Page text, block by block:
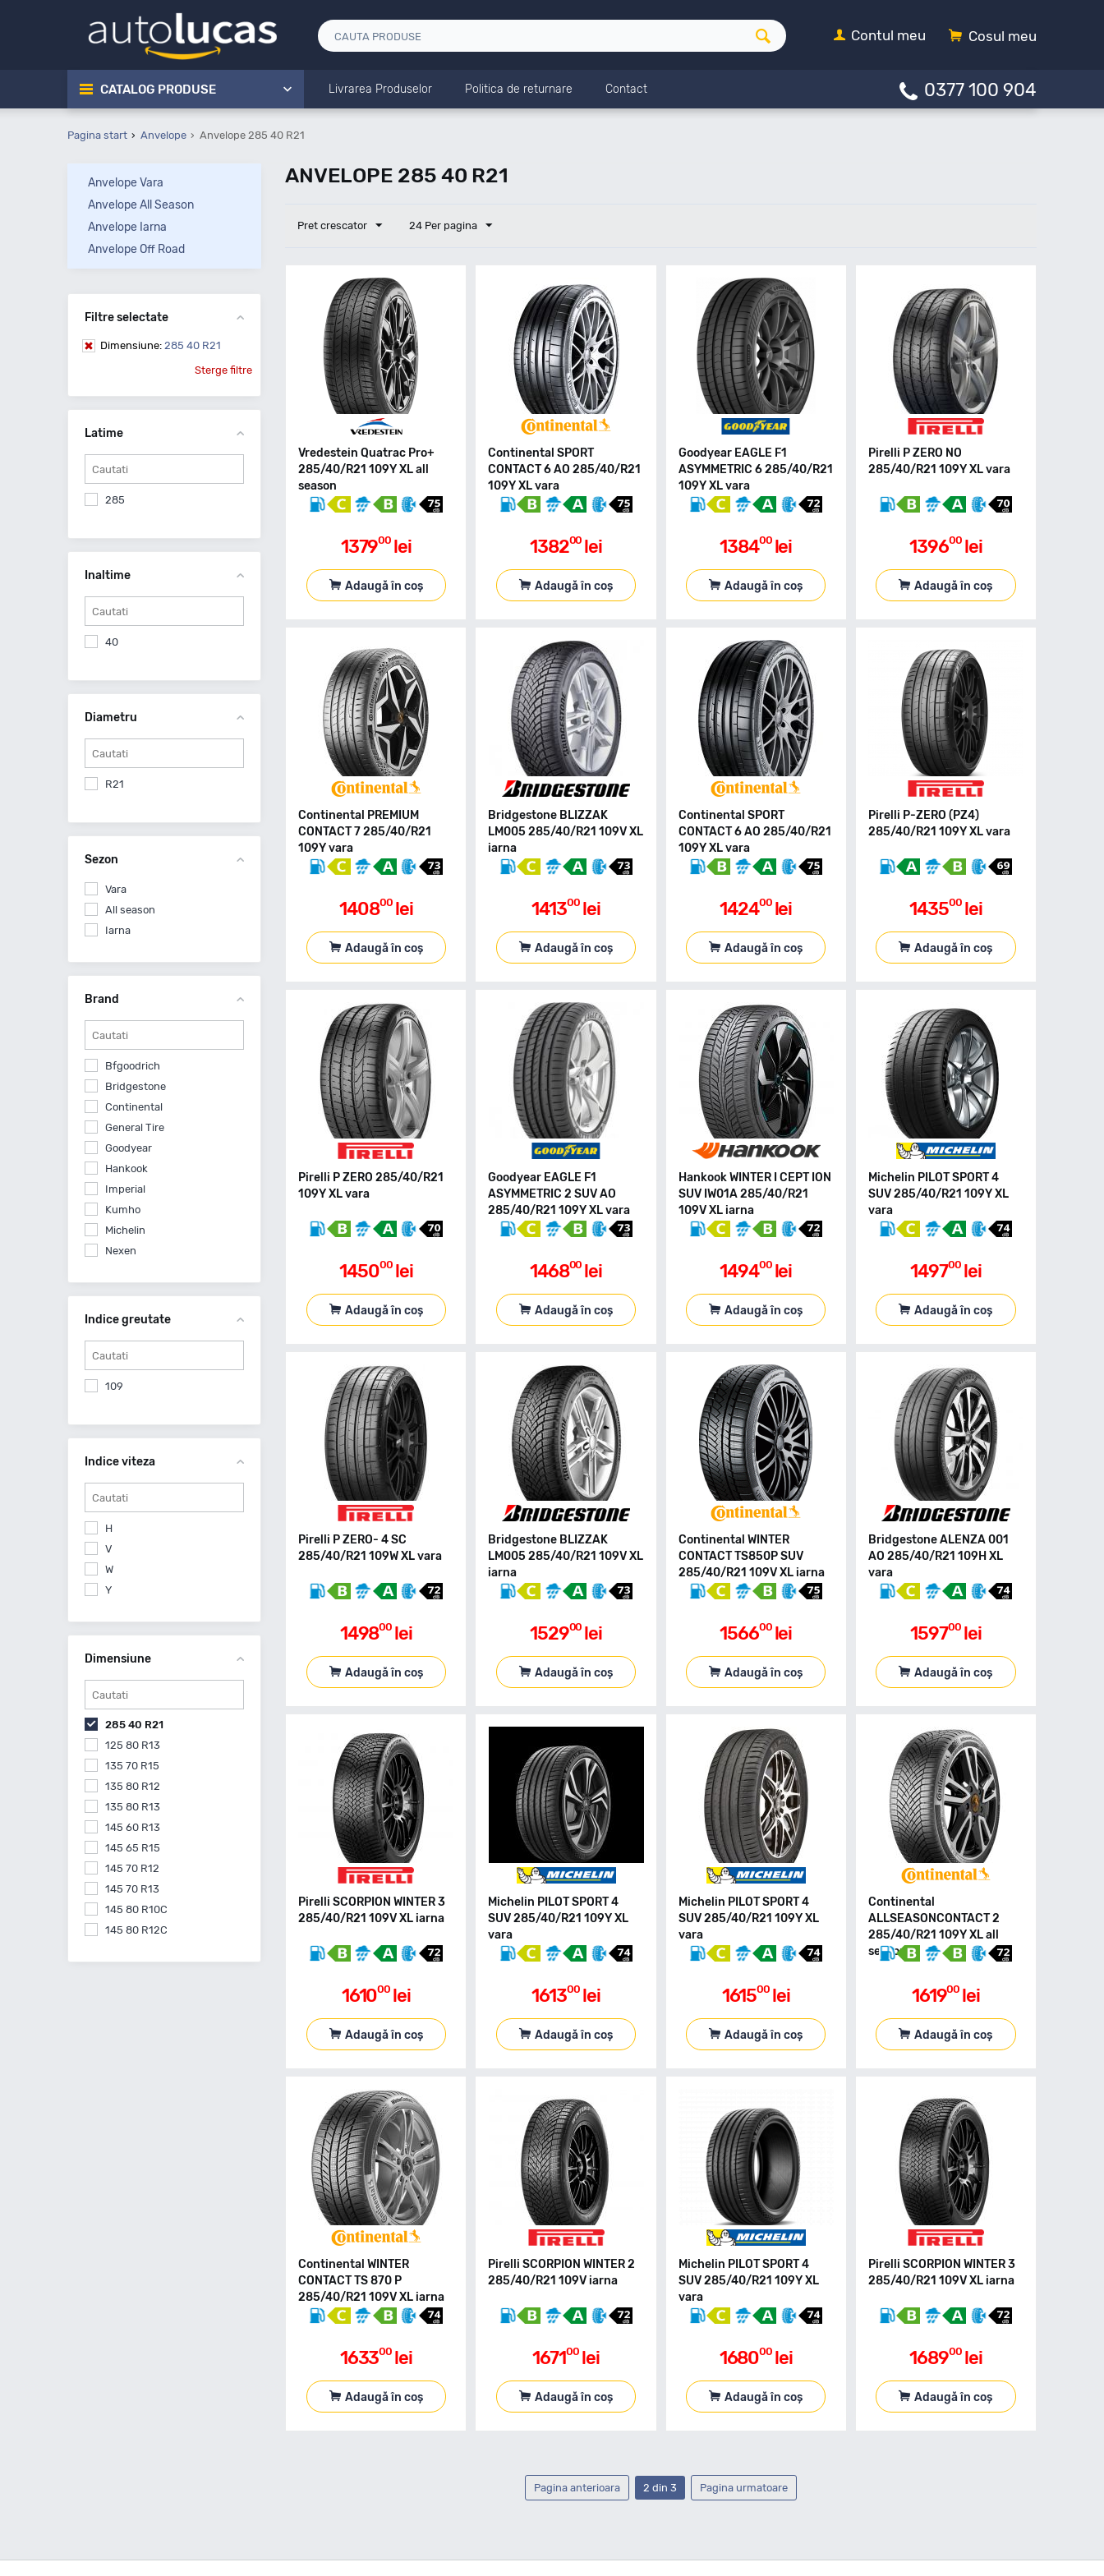
Cosul meu
Contul meu
CATALOG PRODUSE Livrarea Produselor Politica de returnare Contact 0377 100 904
Pagina start Anvelope Anvelope 285 40 R21
ANVELOPE 285 40 R21
Pret crescator 24 Per pagina
Vredestein Quatrac Pro+
285/40/R21 109Y XL all
season
137900 lei
Adaugă în coș
Continental SPORT
CONTACT 6 AO 285/40/R21
109Y XL vara
138200 lei
Adaugă în coș
Goodyear EAGLE F1
ASYMMETRIC 6 285/40/R21
109Y XL vara
138400 lei
Adaugă în coș
Pirelli P ZERO NO
285/40/R21 109Y XL vara
139600 lei
Adaugă în coș
Continental PREMIUM
CONTACT 7 285/40/R21
109Y vara
140800 lei
Adaugă în coș
Bridgestone BLIZZAK
LM005 285/40/R21 109V XL
iarna
141300 lei
Adaugă în coș
Continental SPORT
CONTACT 6 AO 285/40/R21
109Y XL vara
142400 lei
Adaugă în coș
Pirelli P-ZERO (PZ4)
285/40/R21 109Y XL vara
143500 lei
Adaugă în coș
Pirelli P ZERO 285/40/R21
109Y XL vara
145000 lei
Adaugă în coș
Goodyear EAGLE F1
ASYMMETRIC 2 SUV AO
285/40/R21 109Y XL vara
146800 lei
Adaugă în coș
Hankook WINTER I CEPT ION
SUV IW01A 285/40/R21
109V XL iarna
149400 lei
Adaugă în coș
Michelin PILOT SPORT 4
SUV 285/40/R21 109Y XL
vara
149700 lei
Adaugă în coș
Pirelli P ZERO- 4 SC
285/40/R21 109W XL vara
149800 lei
Adaugă în coș
Bridgestone BLIZZAK
LM005 285/40/R21 109V XL
iarna
152900 lei
Adaugă în coș
Continental WINTER
CONTACT TS850P SUV
285/40/R21 109V XL iarna
156600 lei
Adaugă în coș
Bridgestone ALENZA 001
AO 285/40/R21 109H XL
vara
159700 lei
Adaugă în coș
Pirelli SCORPION WINTER 3
285/40/R21 109V XL iarna
161000 lei
Adaugă în coș
Michelin PILOT SPORT 4
SUV 285/40/R21 109Y XL
vara
161300 lei
Adaugă în coș
Michelin PILOT SPORT 4
SUV 285/40/R21 109Y XL
vara
161500 lei
Adaugă în coș
Continental
ALLSEASONCONTACT 2
285/40/R21 109Y XL all
season
161900 lei
Adaugă în coș
Continental WINTER
CONTACT TS 870 P
285/40/R21 109V XL iarna
163300 lei
Adaugă în coș
Pirelli SCORPION WINTER 2
285/40/R21 109V iarna
167100 lei
Adaugă în coș
Michelin PILOT SPORT 4
SUV 285/40/R21 109Y XL
vara
168000 lei
Adaugă în coș
Pirelli SCORPION WINTER 3
285/40/R21 109V XL iarna
168900 lei
Adaugă în coș
Pagina anterioara 2 din 3 Pagina urmatoare
Anvelope Vara
Anvelope All Season
Anvelope Iarna
Anvelope Off Road
Filtre selectate
Dimensiune: 285 40 R21
Sterge filtre
Latime
285
Inaltime
40
Diametru
R21
Sezon
Vara
All season
Iarna
Brand
Bfgoodrich
Bridgestone
Continental
General Tire
Goodyear
Hankook
Imperial
Kumho
Michelin
Nexen
Yokohama
Indice greutate
109
Indice viteza
H
V
W
Y
Dimensiune
285 40 R21
125 80 R13
135 70 R15
135 80 R12
135 80 R13
145 60 R13
145 65 R15
145 70 R12
145 70 R13
145 80 R10C
145 80 R12C